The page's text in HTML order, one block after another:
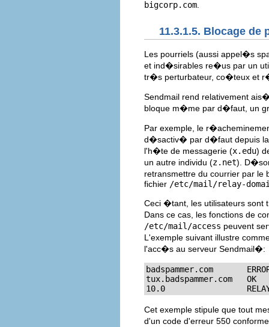
bigcorp.com
11.3.1.5. Blocage de
Les pourriels (aussi appel�s
et ind�sirables re�us par un
tr�s perturbateur, co�teux et
Sendmail rend relativement
bloque m�me par d�faut, un
Par exemple, le
d�sactiv� par d�faut depuis la
l'h�te de messagerie (x.edu)
un autre individu (z.net).
retransmettre du courrier par le
fichier /etc/mail/relay-
Ceci �tant, les utilisateurs sont
Dans ce cas, les fonctions de
/etc/mail/access peuvent
L'exemple suivant illustre
l'acc�s au serveur Sendmail�:
badspammer.com
tux.badspammer.com   OK
10.0
Cet exemple stipule que tout
d'un code d'erreur 550